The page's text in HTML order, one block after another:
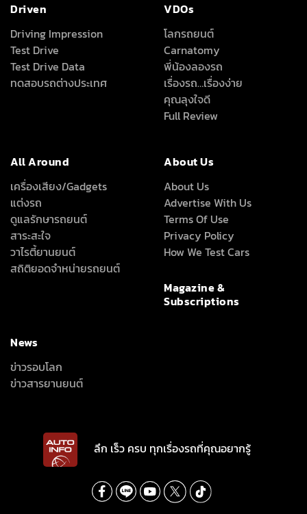
Driven
Driving Impression
Test Drive
Test Drive Data
ทดสอบรถต่างประเทศ
VDOs
โลกรถยนต์
Carnatomy
พี่น้องลองรถ
เรื่องรถ…เรื่องง่าย
คุณลุงใจดี
Full Review
All Around
เครื่องเสียง/Gadgets
แต่งรถ
ดูแลรักษารถยนต์
สาระสะใจ
วาไรตี้ยานยนต์
สถิติยอดจำหน่ายรถยนต์
About Us
About Us
Advertise With Us
Terms Of Use
Privacy Policy
How We Test Cars
Magazine &
Subscriptions
News
ข่าวรอบโลก
ข่าวสารยานยนต์
ลึก เร็ว ครบ ทุกเรื่องรถที่คุณอยากรู้